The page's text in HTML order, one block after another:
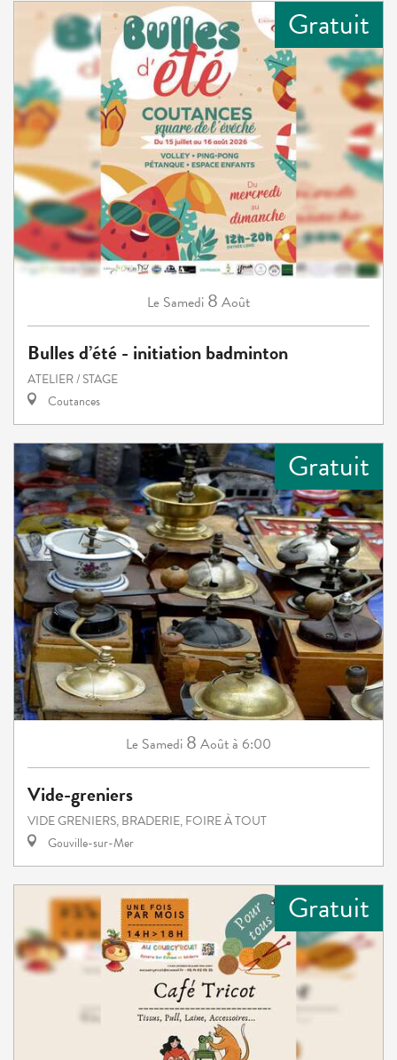
Gratuit
Le Samedi 8 Août
Bulles d’été - initiation badminton
ATELIER / STAGE
Coutances
Gratuit
Le Samedi 8 Aoûtà 6:00
Vide-greniers
VIDE GRENIERS, BRADERIE, FOIRE À TOUT
Gouville-sur-Mer
Gratuit